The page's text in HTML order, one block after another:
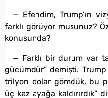
— Efendim, Trump’ın
farklı görüyor musunuz?
konusunda?
— Farklı bir durum var
gücümdür” demişti. Trump
trilyon dolar gömdük, bu
üç kez ayağa kaldırırdık”